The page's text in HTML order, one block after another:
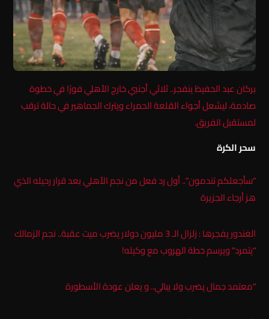
بركان عبد الحفيظ ينفجر.. ثلاثي أجنبي خارج الأهلي فورًا في خطوة
صادمة، ليشعل أجواء القلعة الحمراء ويترك الجماهير في حالة ترقب
لمستقبل الفريق.
سحر الكرة
​”سأجعلكم تندمون”.. أول رد فعل من نجم الأهلي بعد قرار رحيله الذي
هز أرجاء الجزيرة
الغندور يفجرها : زلزال الـ 3 مليون دولار يضرب ميت عقبة.. نجم الزمالك
“يتمرد” ويرسم خطة الهروب مع وكيله!
​”معتمد جمال يضرب ولا يبالي.. و يعلن عودة الأسطورة